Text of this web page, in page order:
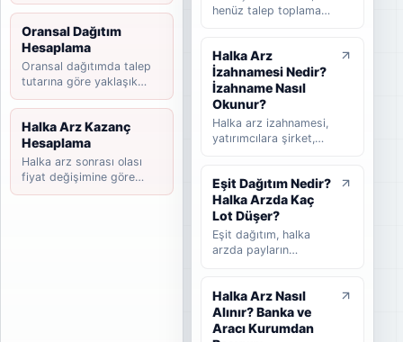
Oransal Dağıtım
Hesaplama
Oransal dağıtımda talep
tutarına göre yaklaşık
payınızı hesaplayın.
Halka Arz Kazanç
Hesaplama
Halka arz sonrası olası
fiyat değişimine göre
kazanç senaryosunu
rehber niteliğinde bir
listedir. Bu yazıda
nedir, nasıl okunur,
hangi bilgilere dikkat
edilmelidir ve
yatırımcılar güncel
halka arzları takip
ederken nelere
bakmalıdır sade
henüz talep toplama
tarafından takip
edilen şirketleri ifade
eder. Takvimi
beklenen halka arz ise
başvuru veya hazırlık
sürecinde olup talep
toplama tarihi henüz
şirketler için kullanılır.
Bu rehberde yaklaşan
halka arz, beklenen
halka arz, takvimi
beklenen halka arz ve
talep toplama
anlatılır.
Halka Arz
İzahnamesi Nedir?
İzahname Nasıl
Okunur?
Halka arz izahnamesi,
yatırımcılara şirket,
riskler, fon kullanım
yeri ve satış süreci
hakkında bilgi veren
temel kamuyu
aydınlatma belgesidir.
Bu rehberde
olduğunu, hangi
bölümlerin dikkatle
okunması gerektiğini,
SPK onayının ne
Eşit Dağıtım Nedir?
Halka Arzda Kaç
Lot Düşer?
Eşit dağıtım, halka
arzda payların
dengeli şekilde
dağıtılmasını ifade
eder. Bu rehberde eşit
Halka Arz Nasıl
Alınır? Banka ve
Aracı Kurumdan